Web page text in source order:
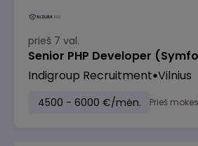
prieš 7 val.
Senior PHP Developer
Indigroup Recruitment Vilnius
4500 - 6000 €/mėn. Prieš